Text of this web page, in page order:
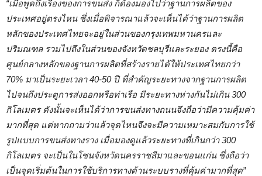
“เมื่อพูดถึงเรื่องของการขนส่ง ก็ต้องมองไปว่าฐานการผลิตของ
ประเทศอยู่ตรงไหน ซึ่งเมื่อพิจารณาแล้วจะเห็นได้ว่าฐานการผลิต
หลักของประเทศไทยจะอยู่ในส่วนของกรุงเทพมหานครและ
ปริมณฑล รวมไปถึงในส่วนของจังหวัดชลบุรีและระยอง ตรงนี้คือ
ศูนย์กลางหลักของฐานการผลิตที่สร้างรายได้ให้ประเทศไทยกว่า
70% มาเป็นระยะเวลา 40-50 ปี ที่สำคัญระยะทางจากฐานการผลิต
ไปจนถึงประตูการส่งออกหรือท่าเรือ มีระยะทางห่างกันไม่เกิน 300
กิโลเมตร ดังนั้นจะเห็นได้ว่าการขนส่งทางถนนจึงถือว่ามีความคุ้มค่า
มากที่สุด แต่หากถามว่าแล้วจุดไหนจึงจะมีความเหมาะสมกับการใช้
รูปแบบการขนส่งทางราง เมื่อมองดูแล้วระยะทางที่เกินกว่า 300
กิโลเมตร จะเป็นในโซนจังหวัดนครราชสีมาและขอนแก่น ซึ่งถือว่า
เป็นจุดเริ่มต้นในการใช้บริการทางด้านระบบรางที่คุ้มค่ามากที่สุด”